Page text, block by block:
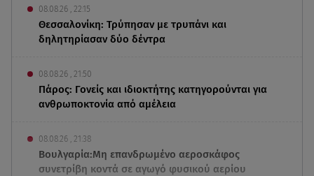
08.08.26 , 22:15
Θεσσαλονίκη: Τρύπησαν με τρυπάνι και
δηλητηρίασαν δύο δέντρα
08.08.26 , 21:50
Πάρος: Γονείς και ιδιοκτήτης κατηγορούνται για
ανθρωποκτονία από αμέλεια
08.08.26 , 21:38
Βουλγαρία:Μη επανδρωμένο αεροσκάφος
συνετρίβη κοντά σε αγωγό φυσικού αερίου